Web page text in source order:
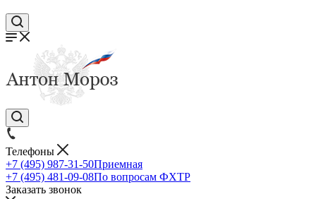
Телефоны
+7 (495) 987-31-50Приемная
+7 (495) 481-09-08По вопросам ФХТР
Заказать звонок